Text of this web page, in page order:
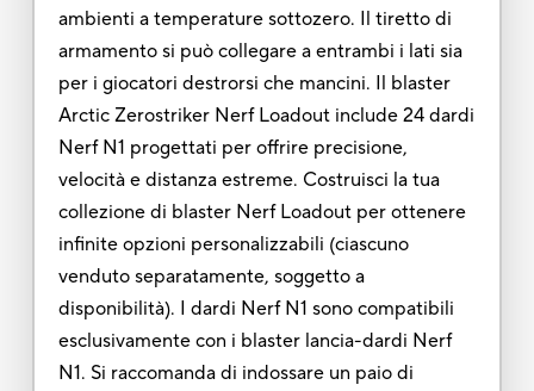
ambienti a temperature sottozero. Il tiretto di
armamento si può collegare a entrambi i lati sia
per i giocatori destrorsi che mancini. Il blaster
Arctic Zerostriker Nerf Loadout include 24 dardi
Nerf N1 progettati per offrire precisione,
velocità e distanza estreme. Costruisci la tua
collezione di blaster Nerf Loadout per ottenere
infinite opzioni personalizzabili (ciascuno
venduto separatamente, soggetto a
disponibilità). I dardi Nerf N1 sono compatibili
esclusivamente con i blaster lancia-dardi Nerf
N1. Si raccomanda di indossare un paio di